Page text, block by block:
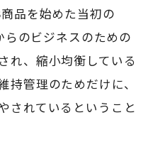
品を始めた当初の
のビジネスのための
れ、縮小均衡している
持管理のためだけに、
されているということ